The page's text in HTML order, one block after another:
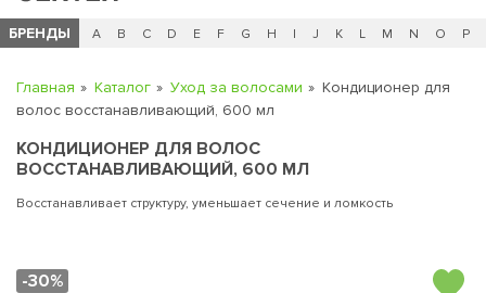
БРЕНДЫ
Ч 0 - 9 A B C D E F G H I J K L M N O P
Главная Каталог Уход за волосами
Кондиционер для
волос восстанавливающий, 600 мл
КОНДИЦИОНЕР ДЛЯ ВОЛОС
ВОССТАНАВЛИВАЮЩИЙ, 600 МЛ
Восстанавливает структуру, уменьшает сечение и ломкость
-30%